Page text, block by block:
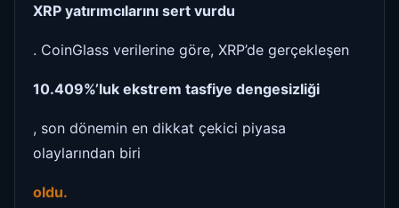
XRP yatırımcılarını sert vurdu
. CoinGlass verilerine göre, XRP’de gerçekleşen
10.409%’luk ekstrem tasfiye dengesizliği
, son dönemin en dikkat çekici piyasa
olaylarından biri
oldu.